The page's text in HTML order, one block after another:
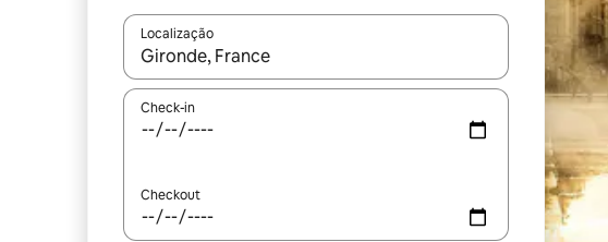
Localização
Quando os resultados estiverem disponíveis, explore-os usando
Check-in
Checkout